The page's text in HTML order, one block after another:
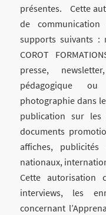
présentes. Cette
de
supports suivants
COROT
presse,
pédagogique
photographie dans
publication sur les
documents
affiches,
nationaux,
Cette autorisation
interviews, les
concernant